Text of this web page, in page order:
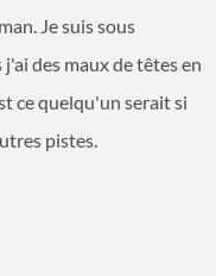
Je suis sous
des maux de têtes en
ce quelqu'un serait si
pistes.